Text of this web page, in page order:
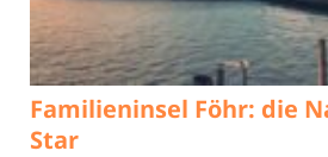
Familieninsel Föhr: die
Star